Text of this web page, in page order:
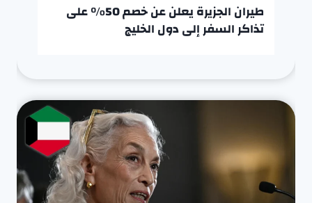
طيران الجزيرة يعلن عن خصم 50% على
تذاكر السفر إلى دول الخليج